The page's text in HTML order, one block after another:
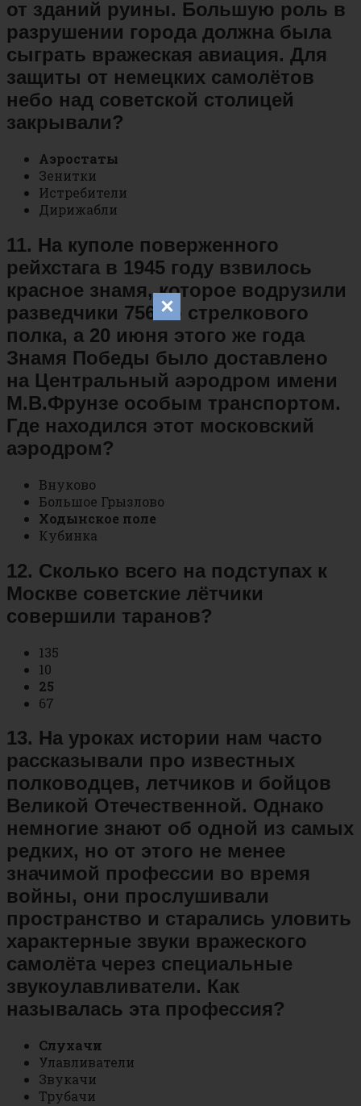
от зданий руины. Большую роль в
разрушении города должна была
сыграть вражеская авиация. Для
защиты от немецких самолётов
небо над советской столицей
закрывали?
Аэростаты
Зенитки
Истребители
Дирижабли
11. На куполе поверженного
рейхстага в 1945 году взвилось
красное знамя, которое водрузили
разведчики 756-го стрелкового
полка, а 20 июня этого же года
Знамя Победы было доставлено
на Центральный аэродром имени
М.В.Фрунзе особым транспортом.
Где находился этот московский
аэродром?
Внуково
Большое Грызлово
Ходынское поле
Кубинка
12. Сколько всего на подступах к
Москве советские лётчики
совершили таранов?
135
10
25
67
13. На уроках истории нам часто
рассказывали про известных
полководцев, летчиков и бойцов
Великой Отечественной. Однако
немногие знают об одной из самых
редких, но от этого не менее
значимой профессии во время
войны, они прослушивали
пространство и старались уловить
характерные звуки вражеского
самолёта через специальные
звукоулавливатели. Как
называлась эта профессия?
Слухачи
Улавливатели
Звукачи
Трубачи